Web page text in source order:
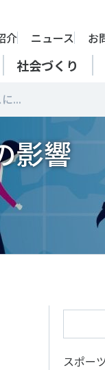
社会づくり
介 ニュース お
研
命 ＃障害者スポ
子
ス
【動画
なまちづ
新たな地
運動部
アクテ
スポ
運動
SSFの
SSFとでき
自治
SSFとで
研究機
スポ
ツ
SSFとでき
自治体
研究
SSFとで
学生／
...
影響
スポー